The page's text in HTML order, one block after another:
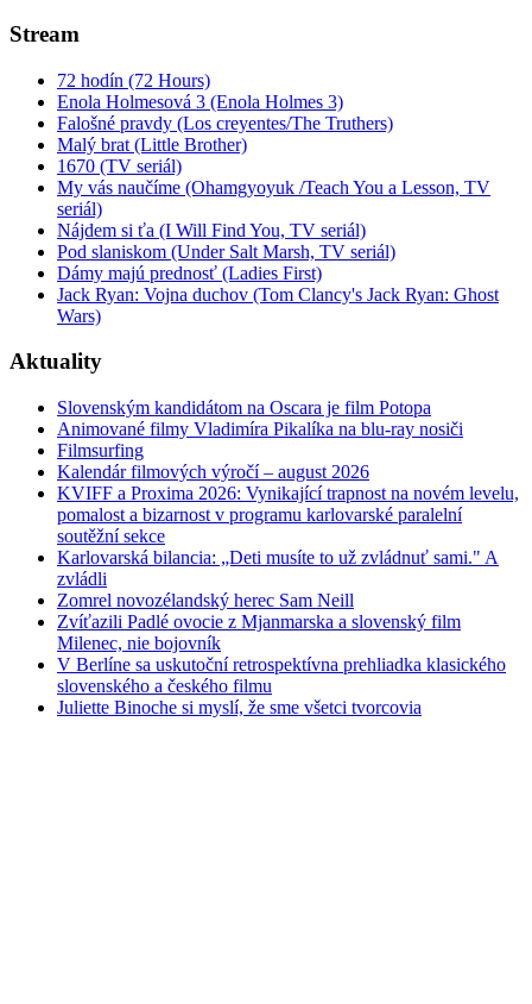
Stream
72 hodín (72 Hours)
Enola Holmesová 3 (Enola Holmes 3)
Falošné pravdy (Los creyentes/The Truthers)
Malý brat (Little Brother)
1670 (TV seriál)
My vás naučíme (Ohamgyoyuk /Teach You a Lesson, TV
seriál)
Nájdem si ťa (I Will Find You, TV seriál)
Pod slaniskom (Under Salt Marsh, TV seriál)
Dámy majú prednosť (Ladies First)
Jack Ryan: Vojna duchov (Tom Clancy's Jack Ryan: Ghost
Wars)
Aktuality
Slovenským kandidátom na Oscara je film Potopa
Animované filmy Vladimíra Pikalíka na blu-ray nosiči
Filmsurfing
Kalendár filmových výročí – august 2026
KVIFF a Proxima 2026: Vynikající trapnost na novém levelu,
pomalost a bizarnost v programu karlovarské paralelní
soutěžní sekce
Karlovarská bilancia: „Deti musíte to už zvládnuť sami." A
zvládli
Zomrel novozélandský herec Sam Neill
Zvíťazili Padlé ovocie z Mjanmarska a slovenský film
Milenec, nie bojovník
V Berlíne sa uskutoční retrospektívna prehliadka klasického
slovenského a českého filmu
Juliette Binoche si myslí, že sme všetci tvorcovia